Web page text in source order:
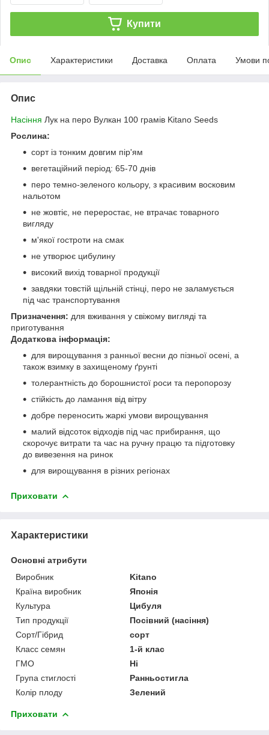
Купити
Опис Характеристики Доставка Оплата Умови
Опис
Насіння Лук на перо Вулкан 100 грамів Kitano Seeds
Рослина:
сорт із тонким довгим пір'ям
вегетаційний період: 65-70 днів
перо темно-зеленого кольору, з красивим восковим
нальотом
не жовтіє, не переростає, не втрачає товарного
вигляду
м'якої гостроти на смак
не утворює цибулину
високий вихід товарної продукції
завдяки товстій щільній стінці, перо не заламується
під час транспортування
Призначення: для вживання у свіжому вигляді та
приготування
Додаткова інформація:
для вирощування з ранньої весни до пізньої осені, а
також взимку в захищеному ґрунті
толерантність до борошнистої роси та перопорозу
стійкість до ламання від вітру
добре переносить жаркі умови вирощування
малий відсоток відходів під час прибирання, що
скорочує витрати та час на ручну працю та підготовку
до вивезення на ринок
для вирощування в різних регіонах
Приховати
Характеристики
Основні атрибути
Виробник
Kitano
Країна виробник
Японія
Культура
Цибуля
Тип продукції
Посівний (насіння)
Сорт/Гібрид
сорт
Класс семян
1-й клас
ГМО
Ні
Група стиглості
Ранньостигла
Колір плоду
Зелений
Приховати